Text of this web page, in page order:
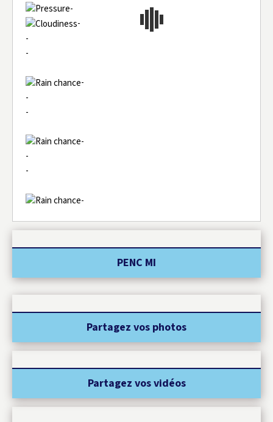
-
-
-
-
-
-
-
-
-
-
-
PENC MI
Partagez vos photos
Partagez vos vidéos